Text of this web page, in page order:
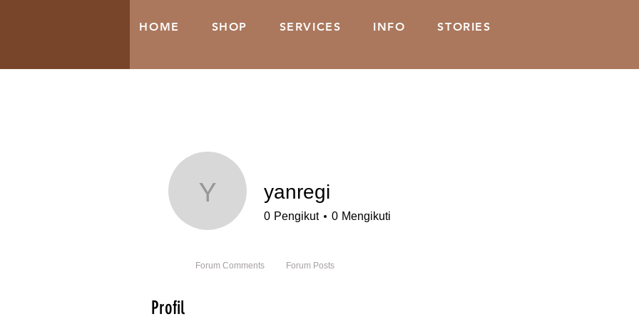
HOME SHOP SERVICES INFO STORIES
Profil
yanregiyanregi
0 Pengikut 0 Mengikuti
Forum Comments Forum Posts